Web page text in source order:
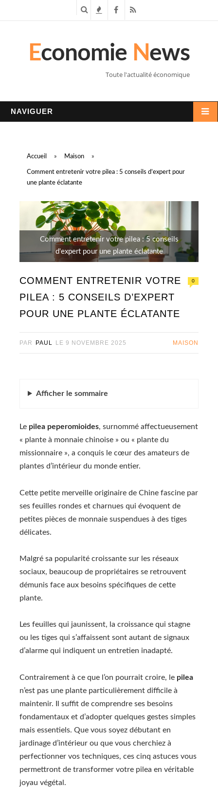
c n
s
F
c
R
S
Economie News
Toute l'actualité économique
NAVIGUER
Accueil » Maison »
Comment entretenir votre pilea : 5 conseils d’expert pour
une plante éclatante
Comment entretenir votre pilea : 5 conseils
d'expert pour une plante éclatante
COMMENT ENTRETENIR VOTRE
PILEA : 5 CONSEILS D’EXPERT
POUR UNE PLANTE ÉCLATANTE
0
PAR PAUL LE 9 NOVEMBRE 2025 MAISON
Afficher le sommaire
Le pilea peperomioides, surnommé affectueusement
« plante à monnaie chinoise » ou « plante du
missionnaire », a conquis le cœur des amateurs de
plantes d’intérieur du monde entier.
Cette petite merveille originaire de Chine fascine par
ses feuilles rondes et charnues qui évoquent de
petites pièces de monnaie suspendues à des tiges
délicates.
Malgré sa popularité croissante sur les réseaux
sociaux, beaucoup de propriétaires se retrouvent
démunis face aux besoins spécifiques de cette
plante.
Les feuilles qui jaunissent, la croissance qui stagne
ou les tiges qui s’affaissent sont autant de signaux
d’alarme qui indiquent un entretien inadapté.
Contrairement à ce que l’on pourrait croire, le pilea
n’est pas une plante particulièrement difficile à
maintenir. Il suffit de comprendre ses besoins
fondamentaux et d’adopter quelques gestes simples
mais essentiels. Que vous soyez débutant en
jardinage d’intérieur ou que vous cherchiez à
perfectionner vos techniques, ces cinq astuces vous
permettront de transformer votre pilea en véritable
joyau végétal.